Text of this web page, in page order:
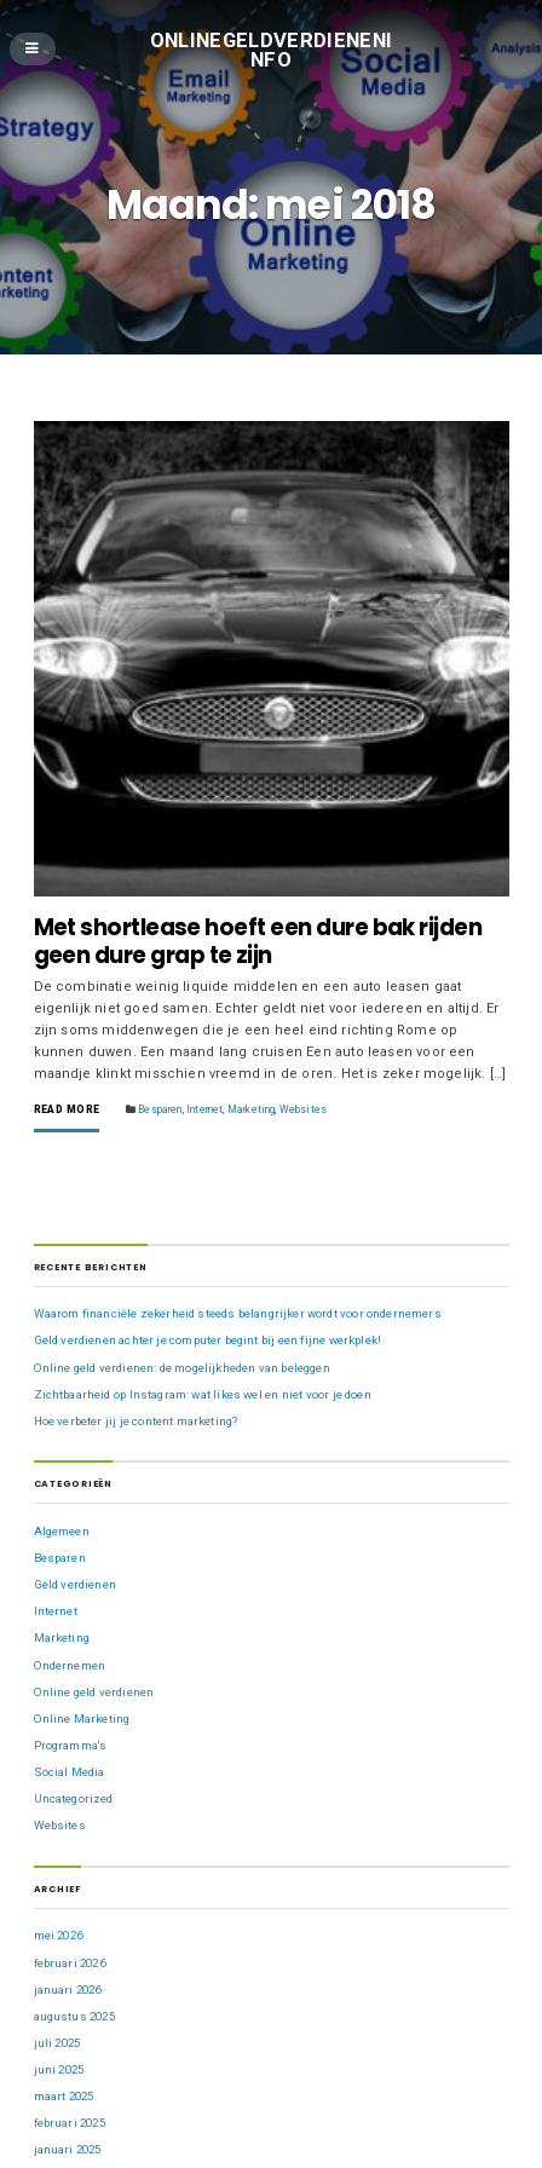
ONLINEGELDVERDIENENI
NFO
Maand:mei 2018
Met shortlease hoeft een dure bak rijden
geen dure grap te zijn
De combinatie weinig liquide middelen en een auto leasen gaat
eigenlijk niet goed samen. Echter geldt niet voor iedereen en altijd. Er
zijn soms middenwegen die je een heel eind richting Rome op
kunnen duwen. Een maand lang cruisen Een auto leasen voor een
maandje klinkt misschien vreemd in de oren. Het is zeker mogelijk. […]
READ MORE Besparen Internet Marketing Websites
RECENTE BERICHTEN
Waarom financiële zekerheid steeds belangrijker wordt voor ondernemers
Geld verdienen achter je computer begint bij een fijne werkplek!
Online geld verdienen: de mogelijkheden van beleggen
Zichtbaarheid op Instagram: wat likes wel en niet voor je doen
Hoe verbeter jij je content marketing?
CATEGORIEËN
Algemeen
Besparen
Geld verdienen
Internet
Marketing
Ondernemen
Online geld verdienen
Online Marketing
Programma's
Social Media
Uncategorized
Websites
ARCHIEF
mei 2026
februari 2026
januari 2026
augustus 2025
juli 2025
juni 2025
maart 2025
februari 2025
januari 2025